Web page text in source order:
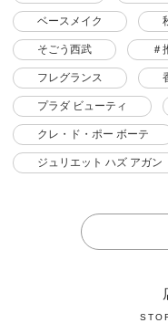
ベースメイク
そごう西武 ＃
フレグランス
プラダ ビューティ
クレ・ド・ポー ボーテ
ジュリエット ハズ アガン